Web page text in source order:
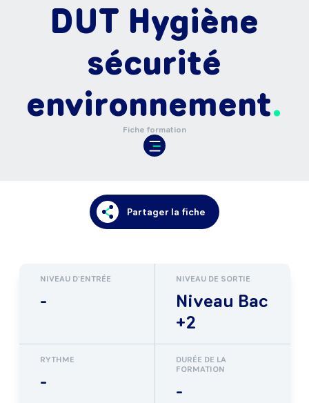
DUT Hygiène
sécurité
environnement
Fiche formation
Partager la fiche
NIVEAU D'ENTRÉE
-
NIVEAU DE SORTIE
Niveau Bac
+2
RYTHME
-
DURÉE DE LA
FORMATION
-